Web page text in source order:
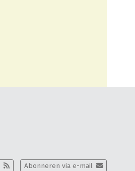
Abonneren via e-mail